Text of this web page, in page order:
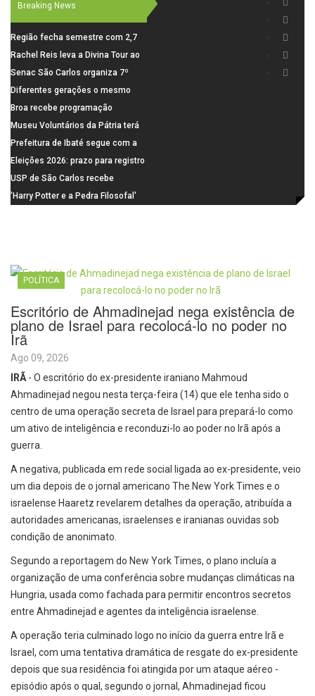
Breaking News
Região fecha semestre com 2,7
mil novosempregos e retoma
saldo positivo em junho
Rachel Reis leva a Divina Tour ao
interior de São Paulo com shows
inéditos em São Carlos e Jundiaí
Senac São Carlos organiza 7º
Fórum Internacional Senac de
Educadores com debates sobre
pensamento crítico, leitura e
diversidade
Diferentes gerações o mesmo
amor: pais do Saae contam como
a paternidade transformou suas
histórias
Broa recebe programação
esportiva com corrida, vela e
demonstração de paramotor
Museu Voluntários da Pátria terá
horário especial nesta segunda-
feira (10)
Prefeitura de Ibaté segue com a
Campanha do Agasalho segue
durante o mês de agosto
Eleições 2026: prazo para registro
de candidaturas acaba em 15 de
agosto
USP de São Carlos recebe
visitantes para apresentar cursos
'Harry Potter e a Pedra Filosofal'
POLÍTICA
Escritório de Ahmadinejad nega existência de
plano de Israel para recolocá-lo no poder no
Irã
Ago 09, 2026
IRÃ - O escritório do ex-presidente iraniano Mahmoud
Ahmadinejad negou nesta terça-feira (14) que ele tenha sido o
centro de uma operação secreta de Israel para prepará-lo como
um ativo de inteligência e reconduzi-lo ao poder no Irã após a
guerra.
A negativa, publicada em rede social ligada ao ex-presidente, veio
um dia depois de o jornal americano The New York Times e o
israelense Haaretz revelarem detalhes da operação, atribuída a
autoridades americanas, israelenses e iranianas ouvidas sob
condição de anonimato.
Segundo a reportagem do New York Times, o plano incluía a
organização de uma conferência sobre mudanças climáticas na
Hungria, usada como fachada para permitir encontros secretos
entre Ahmadinejad e agentes da inteligência israelense.
A operação teria culminado logo no início da guerra entre Irã e
Israel, com uma tentativa dramática de resgate do ex-presidente
depois que sua residência foi atingida por um ataque aéreo -
episódio após o qual, segundo o jornal, Ahmadinejad ficou